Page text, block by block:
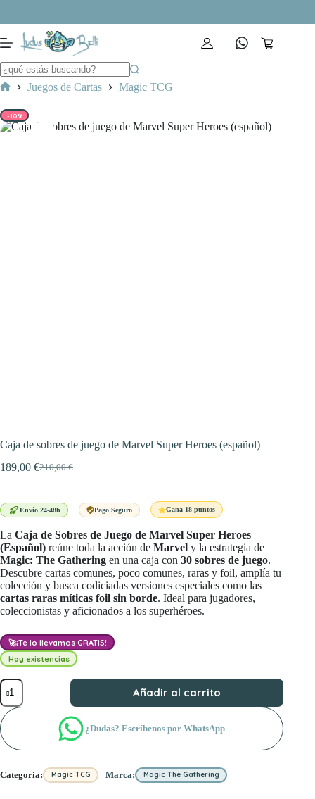
contenido
Carro
Juegos de Cartas Magic TCG
-10%
Caja de sobres de juego de Marvel Super Heroes (español)
210,00€
El
era:
189,00 €El
es:
Envío 24-48h Pago Seguro Gana 18 puntos
La Caja de Sobres de Juego de Marvel Super Heroes
(Español) reúne toda la acción de Marvel y la estrategia de
Magic: The Gathering en una caja con 30 sobres de juego.
Descubre cartas comunes, poco comunes, raras y foil, amplía tu
colección y busca codiciadas versiones especiales como las
cartas raras míticas foil sin borde. Ideal para jugadores,
coleccionistas y aficionados a los superhéroes.
🚀¡Te lo llevamos GRATIS!
Hay existencias
Caja
de
sobres
de
juego
de
Heroes
Añadir al carrito
¿Dudas? Escríbenos por WhatsApp
Categoria: Magic TCG Marca: Magic The Gathering